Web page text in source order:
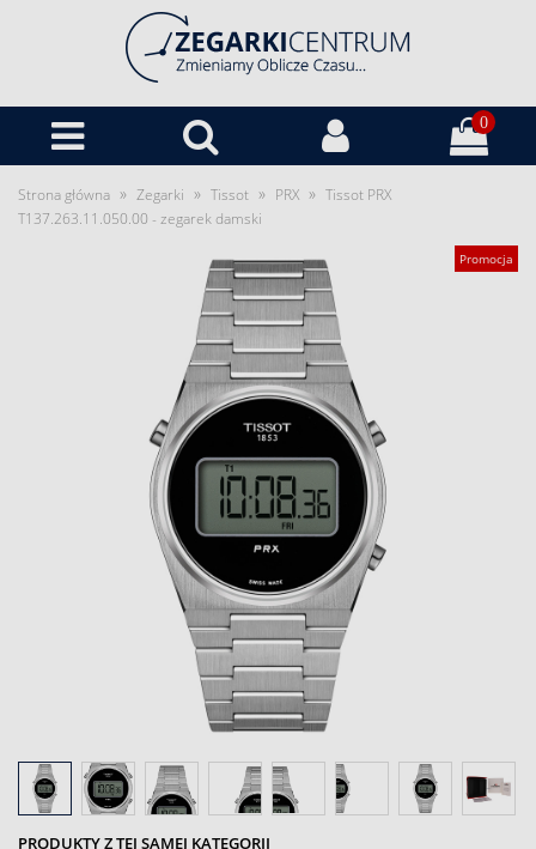
0
Strona główna » Zegarki » Tissot » PRX » Tissot PRX
T137.263.11.050.00 - zegarek damski
Promocja
PRODUKTY Z TEJ SAMEJ KATEGORII